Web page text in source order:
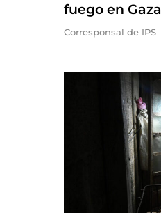
fuego en Gaza
Corresponsal de IPS